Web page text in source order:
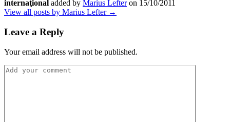
internaţional added by Marius Lefteron 15/10/2011
View all posts by Marius Lefter →
Leave a Reply
Your email address will not be published.